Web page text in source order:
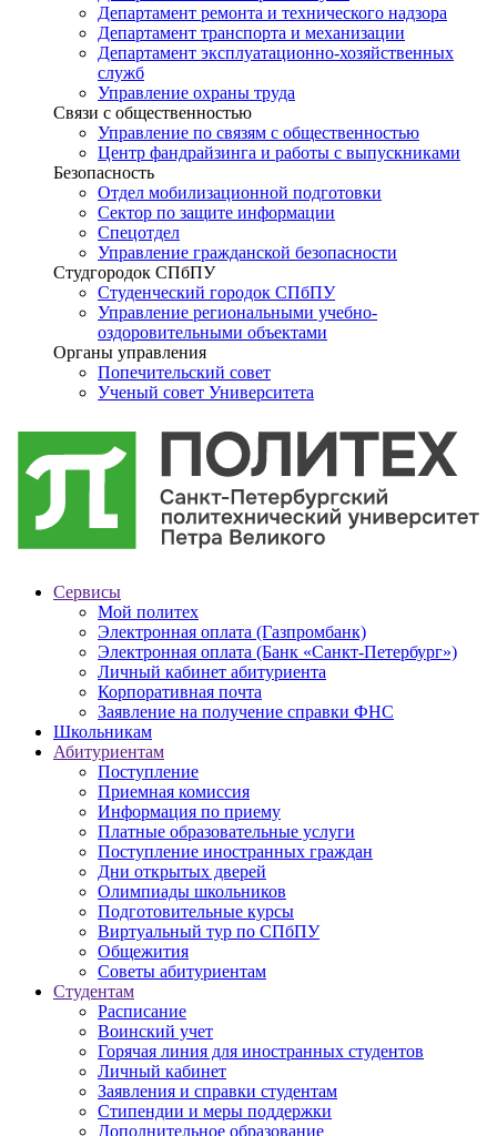
Департамент ремонта и технического надзора
Департамент транспорта и механизации
Департамент эксплуатационно-хозяйственных
служб
Управление охраны труда
Связи с общественностью
Управление по связям с общественностью
Центр фандрайзинга и работы с выпускниками
Безопасность
Отдел мобилизационной подготовки
Сектор по защите информации
Спецотдел
Управление гражданской безопасности
Студгородок СПбПУ
Студенческий городок СПбПУ
Управление региональными учебно-
оздоровительными объектами
Органы управления
Попечительский совет
Ученый совет Университета
Сервисы
Мой политех
Электронная оплата (Газпромбанк)
Электронная оплата (Банк «Санкт-Петербург»)
Личный кабинет абитуриента
Корпоративная почта
Заявление на получение справки ФНС
Школьникам
Абитуриентам
Поступление
Приемная комиссия
Информация по приему
Платные образовательные услуги
Поступление иностранных граждан
Дни открытых дверей
Олимпиады школьников
Подготовительные курсы
Виртуальный тур по СПбПУ
Общежития
Советы абитуриентам
Студентам
Расписание
Воинский учет
Горячая линия для иностранных студентов
Личный кабинет
Заявления и справки студентам
Стипендии и меры поддержки
Дополнительное образование